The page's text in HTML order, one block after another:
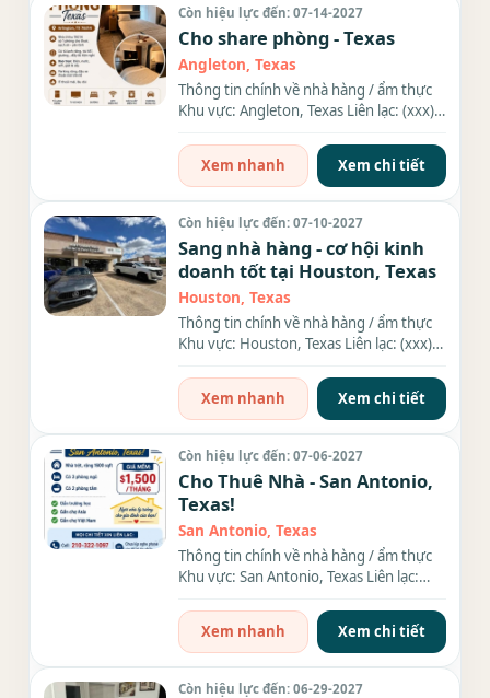
Còn hiệu lực đến: 07-14-2027
Cho share phòng - Texas
Angleton, Texas
Thông tin chính về nhà hàng / ẩm thực
Khu vực: Angleton, Texas Liên lạc: (xxx)
Xem nhanh
Xem chi tiết
Còn hiệu lực đến: 07-10-2027
Sang nhà hàng - cơ hội kinh
doanh tốt tại Houston, Texas
Houston, Texas
Thông tin chính về nhà hàng / ẩm thực
Khu vực: Houston, Texas Liên lạc: (xxx)
Xem nhanh
Xem chi tiết
Còn hiệu lực đến: 07-06-2027
Cho Thuê Nhà - San Antonio,
Texas!
San Antonio, Texas
Thông tin chính về nhà hàng / ẩm thực
Khu vực: San Antonio, Texas Liên lạc:
Xem nhanh
Xem chi tiết
Còn hiệu lực đến: 06-29-2027